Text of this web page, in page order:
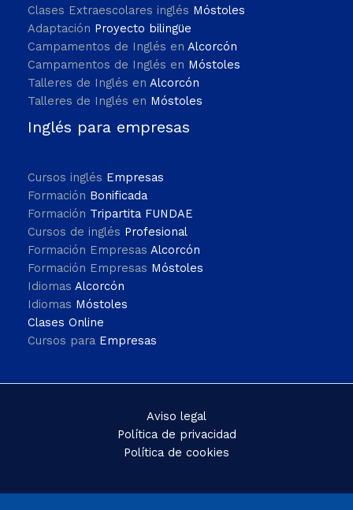
Clases Extraescolares inglés Móstoles
Adaptación Proyecto bilingüe
Campamentos de Inglés en Alcorcón
Campamentos de Inglés en Móstoles
Talleres de Inglés en Alcorcón
Talleres de Inglés en Móstoles
Inglés para empresas
Cursos inglés Empresas
Formación Bonificada
Formación Tripartita FUNDAE
Cursos de inglés Profesional
Formación Empresas Alcorcón
Formación Empresas Móstoles
Idiomas Alcorcón
Idiomas Móstoles
Clases Online
Cursos para Empresas
Aviso legal
Política de privacidad
Política de cookies